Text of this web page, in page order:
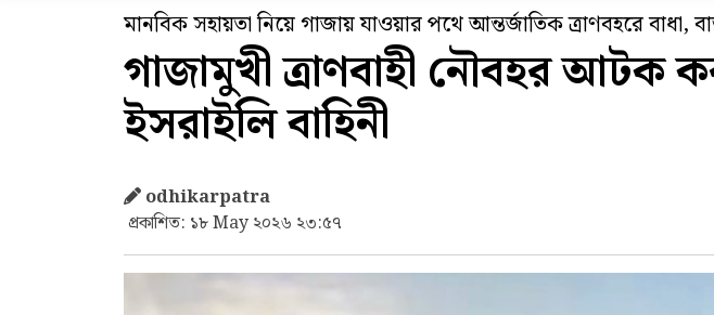
মানবিক সহায়তা নিয়ে গাজায় যাওয়ার পথে আন্তর্জাতিক ত্রাণবহরে বাধা,
গাজামুখী ত্রাণবাহী নৌবহর আটক
ইসরাইলি বাহিনী
odhikarpatra
প্রকাশিত: ১৮ May ২০২৬ ২৩:৫৭